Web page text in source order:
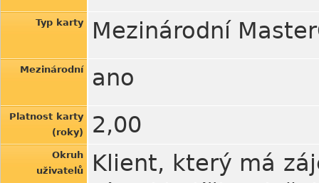
Typ karty Mezinárodní
Mezinárodní ano
Platnost karty
(roky)
2,00
Okruh
uživatelů
Klient, který má